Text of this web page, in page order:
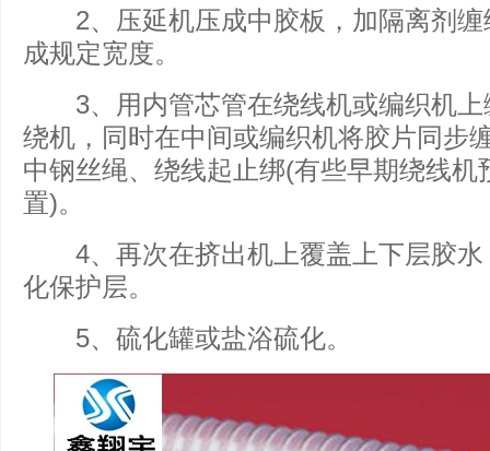
2、压延机压成中胶板，加隔离剂缠
成规定宽度。
3、用内管芯管在绕线机或编织机上
绕机，同时在中间或编织机将胶片同步
中钢丝绳、绕线起止绑(有些早期绕线机
置)。
4、再次在挤出机上覆盖上下层胶水
化保护层。
5、硫化罐或盐浴硫化。